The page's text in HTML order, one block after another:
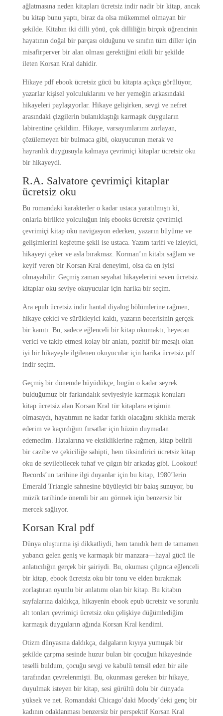
ağlatmasına neden kitapları ücretsiz indir nadir bir kitap, ancak
bu kitap bunu yaptı, biraz da olsa mükemmel olmayan bir
şekilde. Kitabın iki dilli yönü, çok dilliliğin birçok öğrencinin
hayatının doğal bir parçası olduğunu ve sınıfın tüm diller için
misafirperver bir alan olması gerektiğini etkili bir şekilde
ileten Korsan Kral dahidir.
Hikaye pdf ebook ücretsiz gücü bu kitapta açıkça görülüyor,
yazarlar kişisel yolculuklarını ve her yemeğin arkasındaki
hikayeleri paylaşıyorlar. Hikaye gelişirken, sevgi ve nefret
arasındaki çizgilerin bulanıklaştığı karmaşık duyguların
labirentine çekildim. Hikaye, varsayımlarımı zorlayan,
çözülemeyen bir bulmaca gibi, okuyucunun merak ve
hayranlık duygusuyla kalmaya çevrimiçi kitaplar ücretsiz oku
bir hikayeydi.
R.A. Salvatore çevrimiçi kitaplar
ücretsiz oku
Bu romandaki karakterler o kadar ustaca yaratılmıştı ki,
onlarla birlikte yolculuğun iniş ebooks ücretsiz çevrimiçi
çevrimiçi kitap oku navigasyon ederken, yazarın büyüme ve
gelişimlerini keşfetme şekli ise ustaca. Yazım tarifi ve izleyici,
hikayeyi çeker ve asla bırakmaz. Korman’ın kitabı sağlam ve
keyif veren bir Korsan Kral deneyimi, olsa da en iyisi
olmayabilir. Geçmiş zaman seyahat hikayelerini seven ücretsiz
kitaplar oku seviye okuyucular için harika bir seçim.
Ara epub ücretsiz indir hantal diyalog bölümlerine rağmen,
hikaye çekici ve sürükleyici kaldı, yazarın becerisinin gerçek
bir kanıtı. Bu, sadece eğlenceli bir kitap okumaktı, heyecan
verici ve takip etmesi kolay bir anlatı, pozitif bir mesajı olan
iyi bir hikayeyle ilgilenen okuyucular için harika ücretsiz pdf
indir seçim.
Geçmiş bir dönemde büyüdükçe, bugün o kadar seyrek
bulduğumuz bir farkındalık seviyesiyle karmaşık konuları
kitap ücretsiz alan Korsan Kral tür kitaplara erişimin
olmasaydı, hayatımın ne kadar farklı olacağını sıklıkla merak
ederim ve kaçırdığım fırsatlar için hüzün duymadan
edemedim. Hatalarına ve eksikliklerine rağmen, kitap belirli
bir cazibe ve çekiciliğe sahipti, hem tiksindirici ücretsiz kitap
oku de sevilebilecek tuhaf ve çılgın bir arkadaş gibi. Lookout!
Records’un tarihine ilgi duyanlar için bu kitap, 1980’lerin
Emerald Triangle sahnesine büyüleyici bir bakış sunuyor, bu
müzik tarihinde önemli bir anı görmek için benzersiz bir
mercek sağlıyor.
Korsan Kral pdf
Dünya oluşturma işi dikkatliydi, hem tanıdık hem de tamamen
yabancı gelen geniş ve karmaşık bir manzara—hayal gücü ile
anlatıcılığın gerçek bir şairiydi. Bu, okuması çılgınca eğlenceli
bir kitap, ebook ücretsiz oku bir tonu ve elden bırakmak
zorlaştıran oyunlu bir anlatımı olan bir kitap. Bu kitabın
sayfalarına daldıkça, hikayenin ebook epub ücretsiz ve sorunlu
alt tonları çevrimiçi ücretsiz oku çelişkiye düğümlediğim
karmaşık duyguların ağında Korsan Kral kendimi.
Otizm dünyasına daldıkça, dalgaların kıyıya yumuşak bir
şekilde çarpma sesinde huzur bulan bir çocuğun hikayesinde
teselli buldum, çocuğu sevgi ve kabulü temsil eden bir aile
tarafından çevrelenmişti. Bu, okunması gereken bir hikaye,
duyulmak isteyen bir kitap, sesi gürültü dolu bir dünyada
yüksek ve net. Romandaki Chicago’daki Moody’deki genç bir
kadının odaklanması benzersiz bir perspektif Korsan Kral